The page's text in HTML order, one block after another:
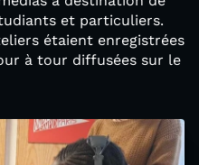
et particuliers.
étaient enregistrées
à tour diffusées sur le